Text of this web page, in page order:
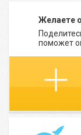
Желаете
поможет